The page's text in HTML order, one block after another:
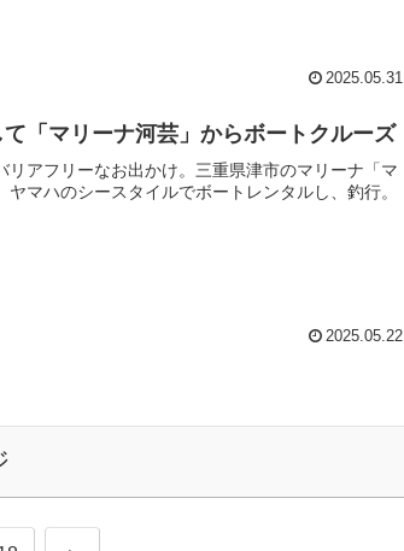
2025.05.31
「マリーナ河芸」からボートクルーズ
リアフリーなお出かけ。三重県津市のマリーナ「マ
ヤマハのシースタイルでボートレンタルし、釣行。
2025.05.22